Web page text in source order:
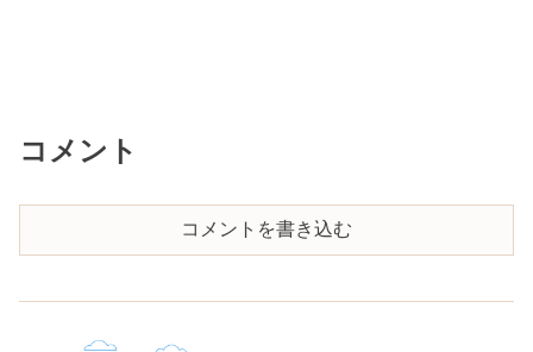
コメント
コメントを書き込む